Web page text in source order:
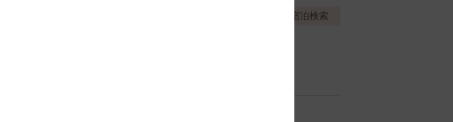
宿泊検索